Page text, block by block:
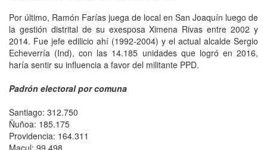
Por último, Ramón Farías juega de local en San Joaquín luego de
la gestión distrital de su exesposa Ximena Rivas entre 2002 y
2014. Fue jefe edilicio ahí (1992-2004) y el actual alcalde Sergio
Echeverría (Ind), con las 14.185 unidades que logró en 2016,
haría sentir su influencia a favor del militante PPD.
Padrón electoral por comuna
Santiago: 312.750
Ñuñoa: 185.175
Providencia: 164.311
Macul: 99.498